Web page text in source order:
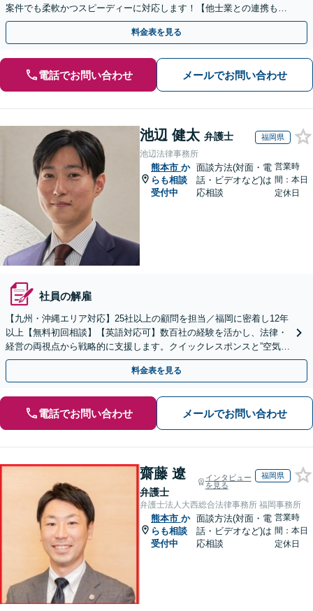
案件でも柔軟かつスピーディーに対応します！【他士業との連携も充
実】
料金表を見る
電話でお問い合わせ メールでお問い合わせ
池辺 健太 弁護士 福岡県
池辺法律事務所
熊本市 か
らも相談
受付中
面談方法(対面・電
話・ビデオなど)は
応相談
営業時
間：本日
定休日
社員の解雇
【九州・沖縄エリア対応】25社以上の顧問を担当／福岡に密着し12年
以上【無料初回相談】【英語対応可】数百社の経験を活かし、法律・
経営の両視点から戦略的に支援します。クイックレスポンスと”空気を
読む”法務に注力。コンプライアンス講師の実績多数
料金表を見る
電話でお問い合わせ メールでお問い合わせ
齋藤 遼
弁護士
インタビュー
を見る
福岡県
弁護士法人大西総合法律事務所 福岡事務所
熊本市 か
らも相談
受付中
面談方法(対面・電
話・ビデオなど)は
応相談
営業時
間：本日
定休日